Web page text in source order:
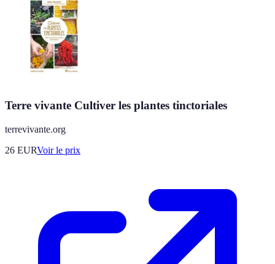
Terre vivante Cultiver les plantes tinctoriales
terrevivante.org
26 EURVoir le prix